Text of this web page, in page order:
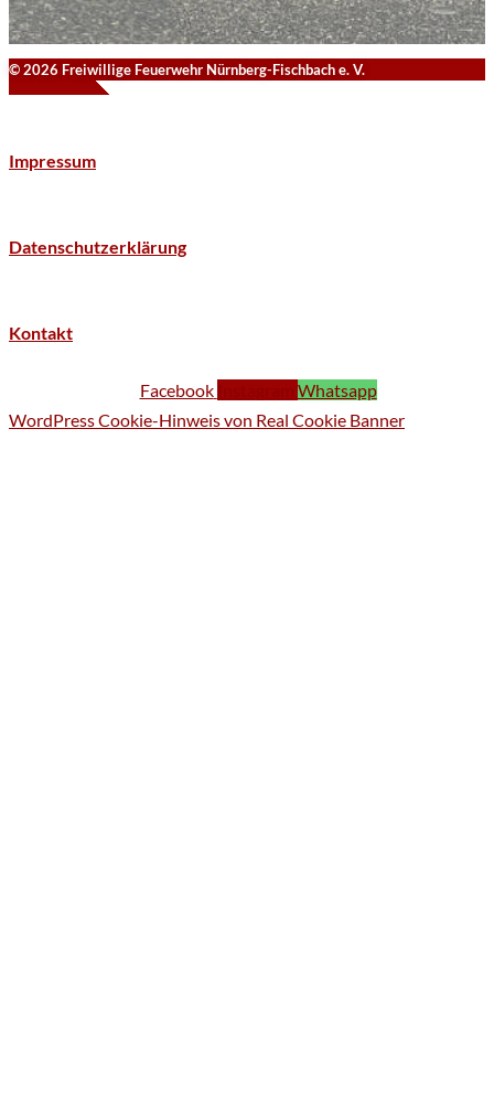
© 2026 Freiwillige Feuerwehr Nürnberg-Fischbach e. V.
Impressum
Datenschutzerklärung
Kontakt
Facebook
Whatsapp
WordPress Cookie-Hinweis von Real Cookie Banner